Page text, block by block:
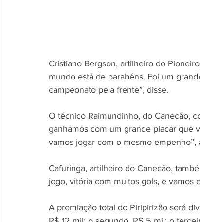
Cristiano Bergson, artilheiro do
mundo está de parabéns. Foi um
campeonato pela frente”, disse.
O técnico Raimundinho, do Canecão,
ganhamos com um grande placar que
vamos jogar com o mesmo empenho”,
Cafuringa, artilheiro do Canecão,
jogo, vitória com muitos gols, e vamos
A premiação total do Piripirizão será